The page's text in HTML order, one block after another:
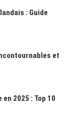
: Guide
et
2025 : Top 10